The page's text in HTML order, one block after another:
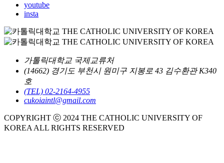
youtube
insta
가톨릭대학교 국제교류처
(14662) 경기도 부천시 원미구 지봉로 43 김수환관 K340
호
(TEL) 02-2164-4955
cukoiaintl@gmail.com
COPYRIGHT ⓒ 2024 THE CATHOLIC UNIVERSITY OF
KOREA ALL RIGHTS RESERVED